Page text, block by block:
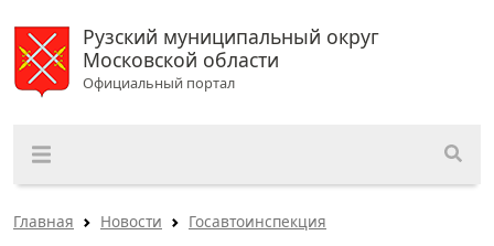
Рузский муниципальный округ
Московской области
Официальный портал
Главная Новости Госавтоинспекция